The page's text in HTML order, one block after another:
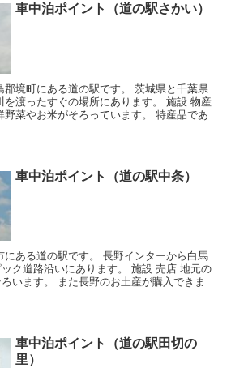
車中泊ポイント（道の駅さかい）
郡境町にある道の駅です。 茨城県と千葉県
を渡ったすぐの場所にあります。 施設 物産
野菜やお米がそろっています。 特産品であ
車中泊ポイント（道の駅中条）
にある道の駅です。 長野インターから白馬
ク道路沿いにあります。 施設 売店 地元の
います。 また長野のお土産が購入できま
車中泊ポイント（道の駅田切の
里）